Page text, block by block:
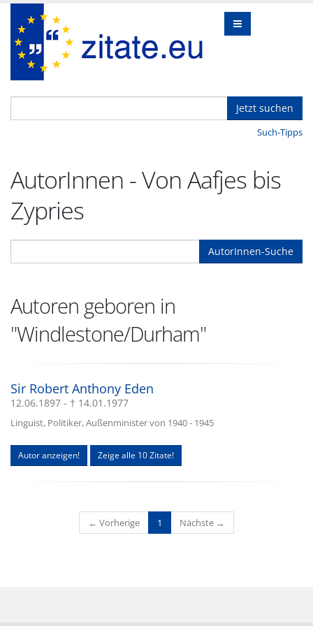
Jetzt suchen
Such-Tipps
AutorInnen - Von Aafjes bis
Zypries
AutorInnen-Suche
Autoren geboren in
"Windlestone/Durham"
Sir Robert Anthony Eden
12.06.1897 - † 14.01.1977
Linguist, Politiker, Außenminister von 1940 - 1945
Autor anzeigen! Zeige alle 10 Zitate!
← Vorherige 1 (current)
Nächste →